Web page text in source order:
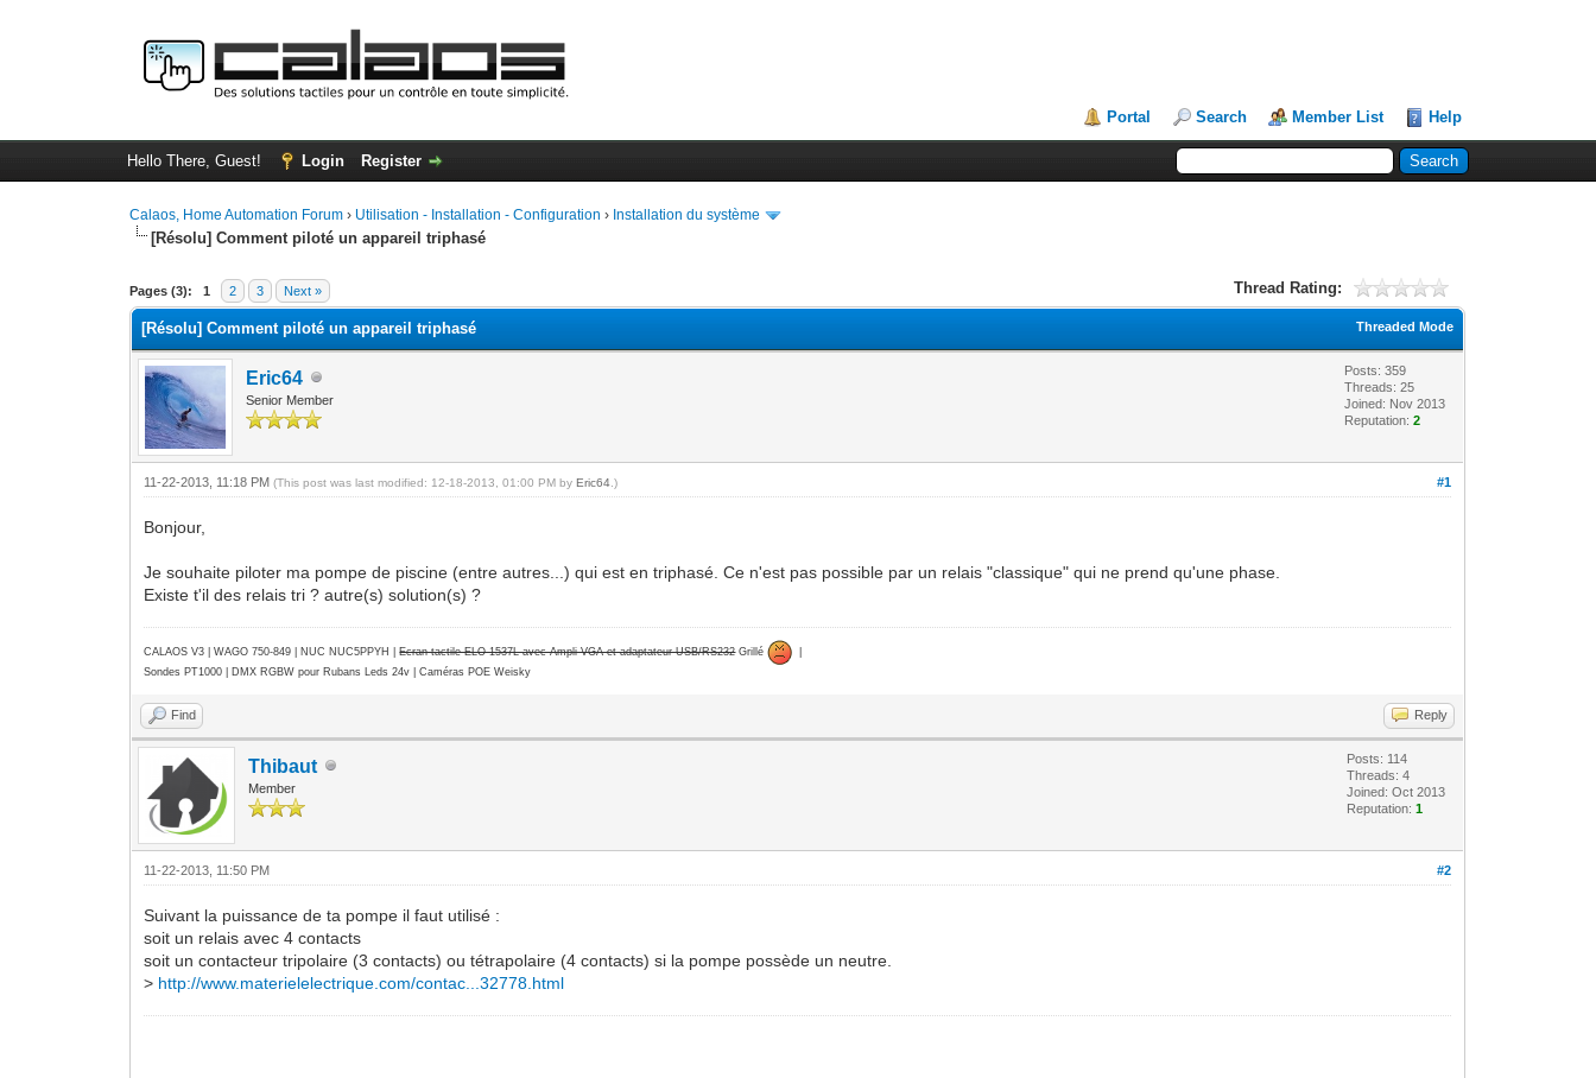
Portal Search Member List Help
Hello There, Guest! Login Register
Calaos, Home Automation Forum › Utilisation - Installation - Configuration › Installation du système
[Résolu] Comment piloté un appareil triphasé
Pages (3): 1 2 3 Next » Thread Rating:
0 Vote(s) - 0 Average
1
2
3
4
5
Threaded Mode
[Résolu] Comment piloté un appareil triphasé
Eric64
Senior Member
Posts: 359
Threads: 25
Joined: Nov 2013
Reputation:2
#1
11-22-2013, 11:18 PM(This post was last modified: 12-18-2013, 01:00 PM byEric64 .)
Bonjour,
Je souhaite piloter ma pompe de piscine (entre autres...) qui est en triphasé. Ce n'est pas possible par un relais "classique" qui ne prend qu'une phase.
Existe t'il des relais tri ? autre(s) solution(s) ?
CALAOS V3 | WAGO 750-849 | NUC NUC5PPYH |Ecran tactile ELO 1537L avec Ampli VGA et adaptateur USB/RS232Grillé
Sondes PT1000 | DMX RGBW pour Rubans Leds 24v | Caméras POE Weisky
Find Reply
Thibaut
Member
Posts: 114
Threads: 4
Joined: Oct 2013
Reputation:1
#2
11-22-2013, 11:50 PM
Suivant la puissance de ta pompe il faut utilisé :
soit un relais avec 4 contacts
soit un contacteur tripolaire (3 contacts) ou tétrapolaire (4 contacts) si la pompe possède un neutre.
> http://www.materielelectrique.com/contac...32778.html